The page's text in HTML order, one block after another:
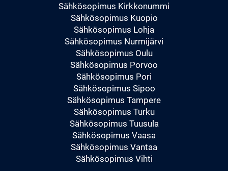
Sähkösopimus Kirkkonummi
Sähkösopimus Kuopio
Sähkösopimus Lohja
Sähkösopimus Nurmijärvi
Sähkösopimus Oulu
Sähkösopimus Porvoo
Sähkösopimus Pori
Sähkösopimus Sipoo
Sähkösopimus Tampere
Sähkösopimus Turku
Sähkösopimus Tuusula
Sähkösopimus Vaasa
Sähkösopimus Vantaa
Sähkösopimus Vihti